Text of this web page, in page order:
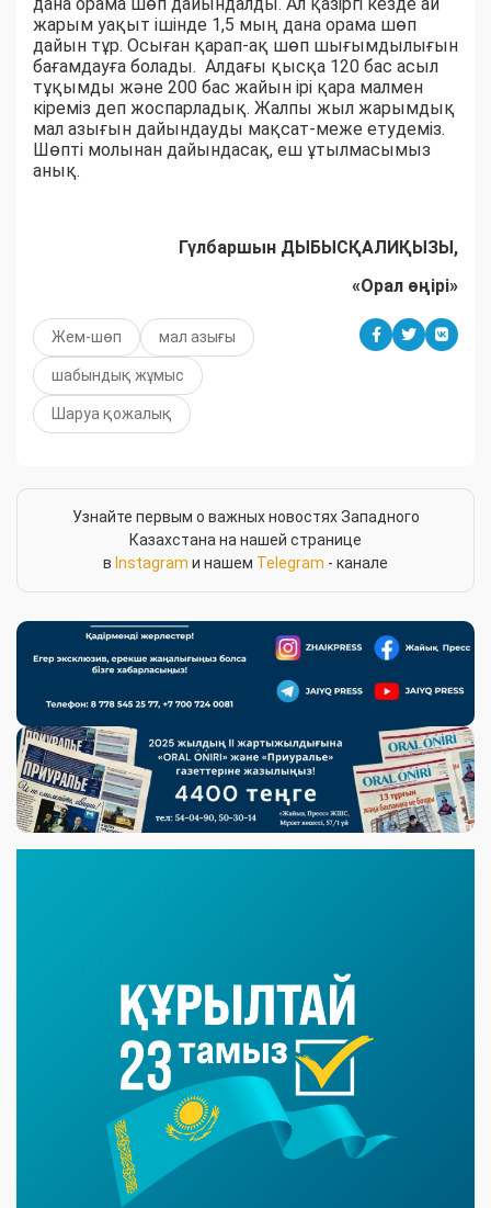
жарым уақыт ішінде 1,5 мың дана орама шөп
дайын тұр. Осыған қарап-ақ шөп шығымдылығын
бағамдауға болады. Алдағы қысқа 120 бас асыл
тұқымды және 200 бас жайын ірі қара малмен
кіреміз деп жоспарладық. Жалпы жыл жарымдық
мал азығын дайындауды мақсат-меже етудеміз.
Шөпті молынан дайындасақ, еш ұтылмасымыз
анық.
Гүлбаршын ДЫБЫСҚАЛИҚЫЗЫ,
«Орал өңірі»
Жем-шөп мал азығы
шабындық жұмыс
Шаруа қожалық
Узнайте первым о важных новостях Западного
Казахстана на нашей странице
в Instagram и нашем Telegram - канале